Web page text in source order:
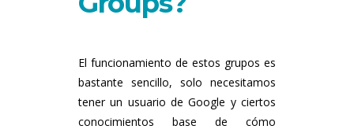
El funcionamiento de estos grupos es
bastante sencillo, solo necesitamos
tener un usuario de Google y ciertos
conocimientos base de cómo